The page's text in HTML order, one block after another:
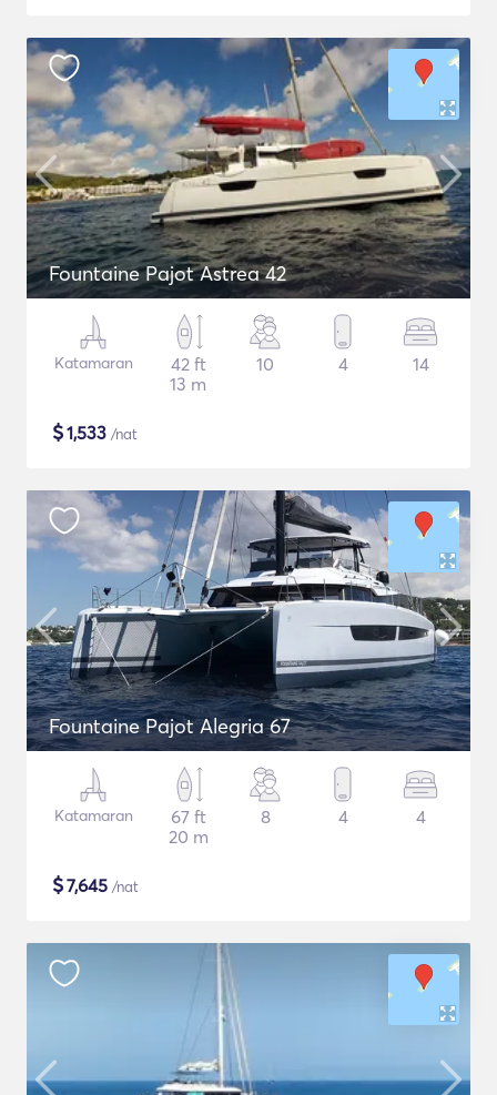
Fountaine Pajot Astrea 42
Katamaran
42 ft
13 m
10 4 14
$1,533 /nat
Fountaine Pajot Alegria 67
Katamaran
67 ft
20 m
8 4 4
$7,645 /nat